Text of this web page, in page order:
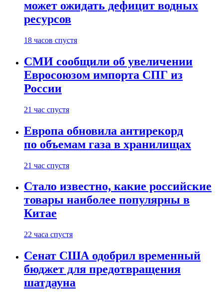
может ожидать дефицит водных
ресурсов
18 часов спустя
СМИ сообщили об увеличении
Евросоюзом импорта СПГ из
России
21 час спустя
Европа обновила антирекорд
по объемам газа в хранилищах
21 час спустя
Стало известно, какие российские
товары наиболее популярны в
Китае
22 часа спустя
Сенат США одобрил временный
бюджет для предотвращения
шатдауна